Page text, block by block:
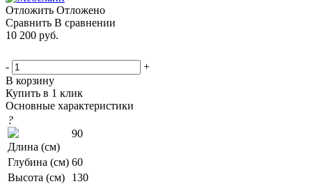
Отложить Отложено
Сравнить В сравнении
10 200 руб.
-
+
В корзину
Купить в 1 клик
Основные характеристики
?
Длина (см)
90
Глубина (см) 60
Высота (см)
130